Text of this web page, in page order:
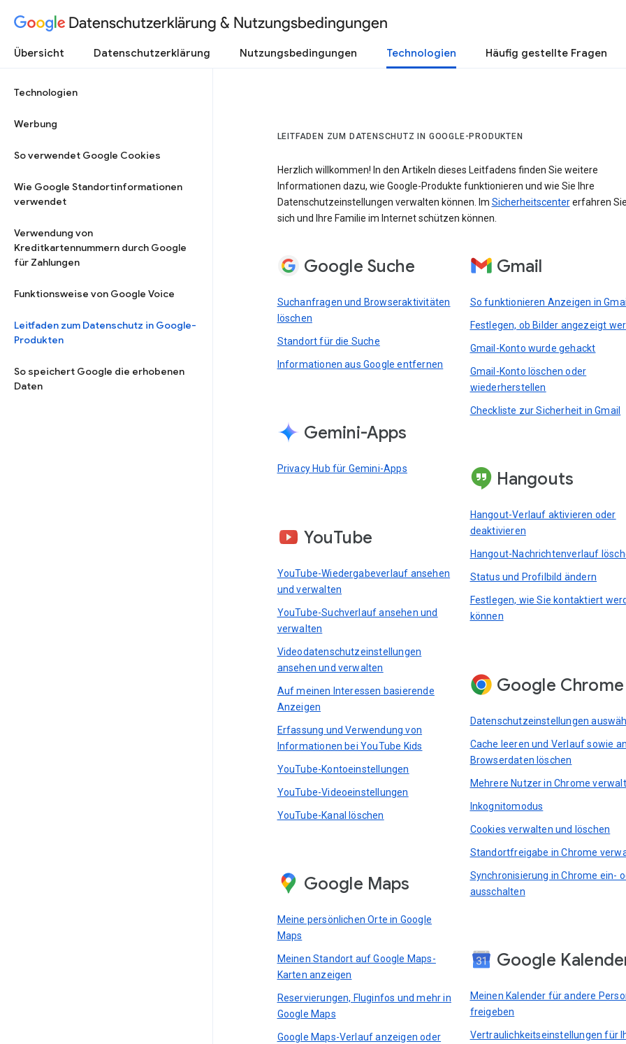
Datenschutzerklärung & Nutzungsbedingungen
Übersicht Datenschutzerklärung Nutzungsbedingungen Technologien Häufig gestellte Fragen
Technologien
Werbung
So verwendet Google Cookies
Wie Google Standortinformationen
verwendet
Verwendung von
Kreditkartennummern durch Google
für Zahlungen
Funktionsweise von Google Voice
Leitfaden zum Datenschutz in Google-
Produkten
So speichert Google die erhobenen
Daten
LEITFADEN ZUM DATENSCHUTZ IN GOOGLE-PRODUKTEN
Herzlich willkommen! In den Artikeln dieses Leitfadens finden Sie weitere
Informationen dazu, wie Google-Produkte funktionieren und wie Sie Ihre
Datenschutzeinstellungen verwalten können. Im Sicherheitscentererfahren
sich und Ihre Familie im Internet schützen können.
Google Suche
Suchanfragen und Browseraktivitäten
löschen
Standort für die Suche
Informationen aus Google entfernen
Gemini-Apps
Privacy Hub für Gemini-Apps
YouTube
YouTube-Wiedergabeverlauf ansehen
und verwalten
YouTube-Suchverlauf ansehen und
verwalten
Videodatenschutzeinstellungen
ansehen und verwalten
Auf meinen Interessen basierende
Anzeigen
Erfassung und Verwendung von
Informationen bei YouTube Kids
YouTube-Kontoeinstellungen
YouTube-Videoeinstellungen
YouTube-Kanal löschen
Google Maps
Meine persönlichen Orte in Google
Maps
Meinen Standort auf Google Maps-
Karten anzeigen
Reservierungen, Fluginfos und mehr in
Google Maps
Google Maps-Verlauf anzeigen oder
Gmail
So funktionieren Anzeigen in Gmail
Festlegen, ob Bilder angezeigt
Gmail-Konto wurde gehackt
Gmail-Konto löschen oder
wiederherstellen
Checkliste zur Sicherheit in Gmail
Hangouts
Hangout-Verlauf aktivieren oder
deaktivieren
Hangout-Nachrichtenverlauf
Status und Profilbild ändern
Festlegen, wie Sie kontaktiert
können
Google Chrome
Datenschutzeinstellungen
Cache leeren und Verlauf sowie
Browserdaten löschen
Mehrere Nutzer in Chrome
Inkognitomodus
Cookies verwalten und löschen
Standortfreigabe in Chrome
Synchronisierung in Chrome ein-
ausschalten
Google
Meinen Kalender für andere
freigeben
Vertraulichkeitseinstellungen für